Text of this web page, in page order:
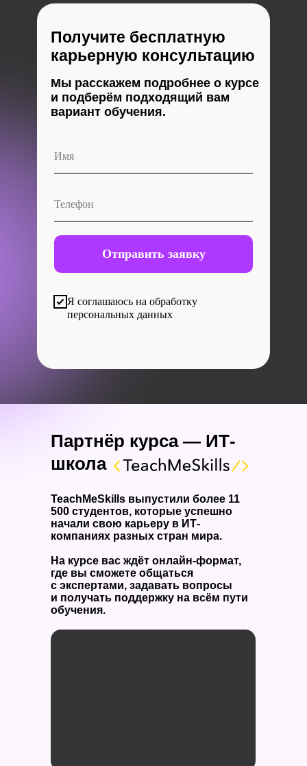
Отправить заявку
Я соглашаюсь на обработку
персональных данных
Получите бесплатную
карьерную консультацию
Мы расскажем подробнее о курсе
и подберём подходящий вам
вариант обучения.
Партнёр курса — ИТ-
школа
TeachMeSkills выпустили более 11
500 студентов, которые успешно
начали свою карьеру в ИТ-
компаниях разных стран мира.
На курсе вас ждёт онлайн-формат,
где вы сможете общаться
с экспертами, задавать вопросы
и получать поддержку на всём пути
обучения.